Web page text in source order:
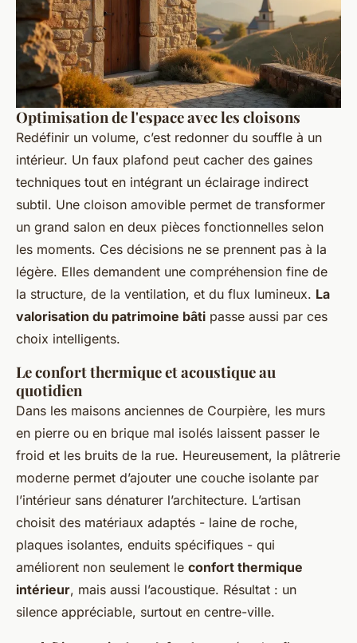
Optimisation de l'espace avec les cloisons
Redéfinir un volume, c’est redonner du souffle à un
intérieur. Un faux plafond peut cacher des gaines
techniques tout en intégrant un éclairage indirect
subtil. Une cloison amovible permet de transformer
un grand salon en deux pièces fonctionnelles selon
les moments. Ces décisions ne se prennent pas à la
légère. Elles demandent une compréhension fine de
la structure, de la ventilation, et du flux lumineux. La
valorisation du patrimoine bâti passe aussi par ces
choix intelligents.
Le confort thermique et acoustique au
quotidien
Dans les maisons anciennes de Courpière, les murs
en pierre ou en brique mal isolés laissent passer le
froid et les bruits de la rue. Heureusement, la plâtrerie
moderne permet d’ajouter une couche isolante par
l’intérieur sans dénaturer l’architecture. L’artisan
choisit des matériaux adaptés - laine de roche,
plaques isolantes, enduits spécifiques - qui
améliorent non seulement le confort thermique
intérieur, mais aussi l’acoustique. Résultat : un
silence appréciable, surtout en centre-ville.